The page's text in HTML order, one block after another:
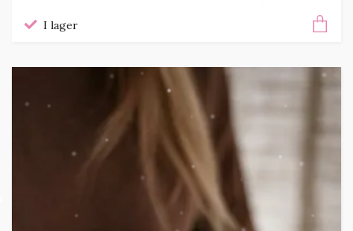
I lager